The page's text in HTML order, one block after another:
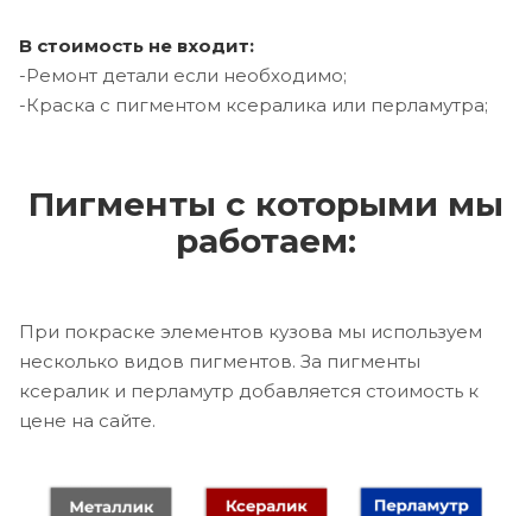
В стоимость не входит:
-Ремонт детали если необходимо;
-Краска с пигментом ксералика или перламутра;
Пигменты с которыми мы
работаем:
При покраске элементов кузова мы используем
несколько видов пигментов. За пигменты
ксералик и перламутр добавляется стоимость к
цене на сайте.